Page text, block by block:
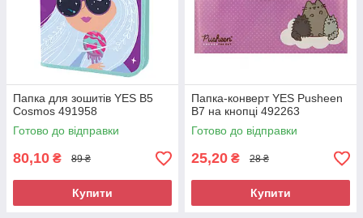
Папка для зошитів YES В5
Cosmos 491958
Готово до відправки
80,10 ₴ 89 ₴
Купити
Папка-конверт YES Pusheen
B7 на кнопці 492263
Готово до відправки
25,20 ₴ 28 ₴
Купити